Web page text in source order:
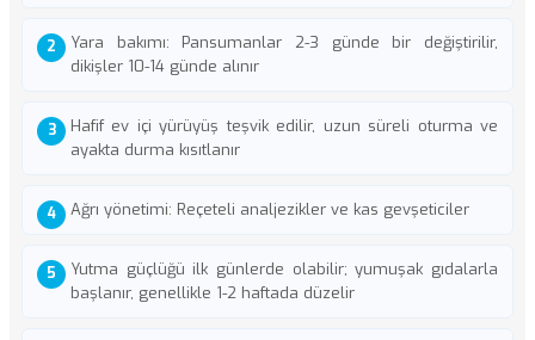
Yara bakımı: Pansumanlar 2-3 günde bir değiştirilir,
dikişler 10-14 günde alınır
Hafif ev içi yürüyüş teşvik edilir, uzun süreli oturma ve
ayakta durma kısıtlanır
Ağrı yönetimi: Reçeteli analjezikler ve kas gevşeticiler
Yutma güçlüğü ilk günlerde olabilir; yumuşak gıdalarla
başlanır, genellikle 1-2 haftada düzelir